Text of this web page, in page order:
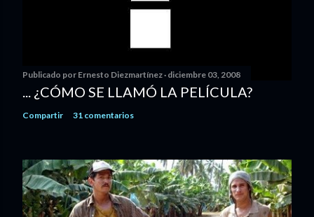
Publicado por Ernesto Diezmartínez diciembre 03, 2008
... ¿CÓMO SE LLAMÓ LA PELÍCULA?
Compartir 31 comentarios